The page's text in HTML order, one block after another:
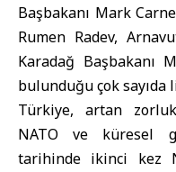
Başbakanı Mark
Rumen Radev,
Karadağ Başbakanı
bulunduğu çok sayıda
Türkiye, artan
NATO ve küresel
tarihinde ikinci kez